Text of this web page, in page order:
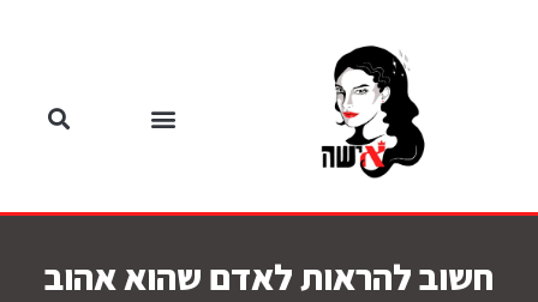
חשוב להראות לאדם שהוא אהוב